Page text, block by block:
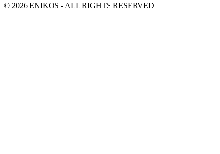
© 2026 ENIKOS - ALL RIGHTS RESERVED